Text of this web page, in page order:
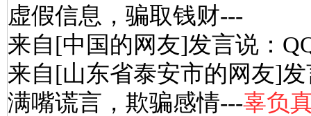
虚假信息，骗取钱财---
来自[中国的网友]发言说：
来自[山东省泰安市的网友]
满嘴谎言，欺骗感情---辜负